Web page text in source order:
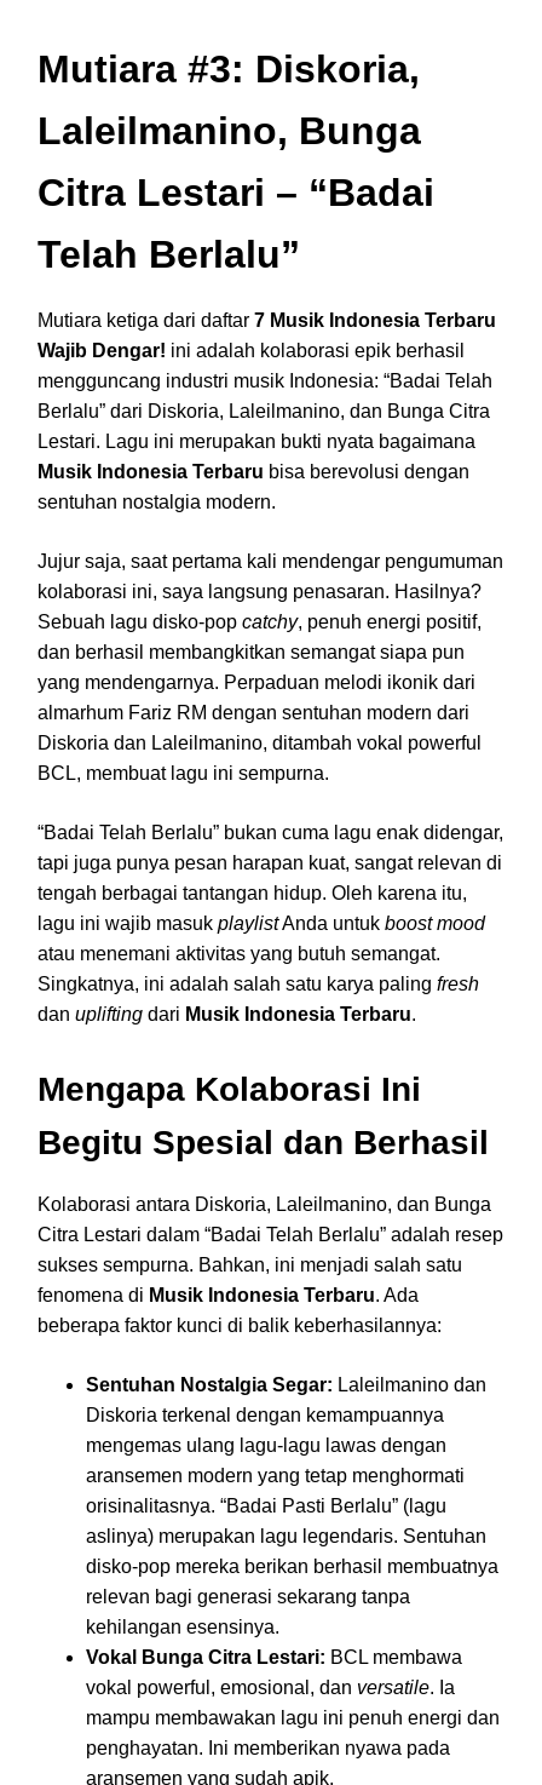
Mutiara #3: Diskoria,
Laleilmanino, Bunga
Citra Lestari – “Badai
Telah Berlalu”
Mutiara ketiga dari daftar 7 Musik Indonesia Terbaru
Wajib Dengar! ini adalah kolaborasi epik berhasil
mengguncang industri musik Indonesia: “Badai Telah
Berlalu” dari Diskoria, Laleilmanino, dan Bunga Citra
Lestari. Lagu ini merupakan bukti nyata bagaimana
Musik Indonesia Terbaru bisa berevolusi dengan
sentuhan nostalgia modern.
Jujur saja, saat pertama kali mendengar pengumuman
kolaborasi ini, saya langsung penasaran. Hasilnya?
Sebuah lagu disko-pop catchy, penuh energi positif,
dan berhasil membangkitkan semangat siapa pun
yang mendengarnya. Perpaduan melodi ikonik dari
almarhum Fariz RM dengan sentuhan modern dari
Diskoria dan Laleilmanino, ditambah vokal powerful
BCL, membuat lagu ini sempurna.
“Badai Telah Berlalu” bukan cuma lagu enak didengar,
tapi juga punya pesan harapan kuat, sangat relevan di
tengah berbagai tantangan hidup. Oleh karena itu,
lagu ini wajib masuk playlistAnda untuk boost mood
atau menemani aktivitas yang butuh semangat.
Singkatnya, ini adalah salah satu karya paling fresh
dan uplifting dari Musik Indonesia Terbaru.
Mengapa Kolaborasi Ini
Begitu Spesial dan Berhasil
Kolaborasi antara Diskoria, Laleilmanino, dan Bunga
Citra Lestari dalam “Badai Telah Berlalu” adalah resep
sukses sempurna. Bahkan, ini menjadi salah satu
fenomena di Musik Indonesia Terbaru. Ada
beberapa faktor kunci di balik keberhasilannya:
Sentuhan Nostalgia Segar: Laleilmanino dan
Diskoria terkenal dengan kemampuannya
mengemas ulang lagu-lagu lawas dengan
aransemen modern yang tetap menghormati
orisinalitasnya. “Badai Pasti Berlalu” (lagu
aslinya) merupakan lagu legendaris. Sentuhan
disko-pop mereka berikan berhasil membuatnya
relevan bagi generasi sekarang tanpa
kehilangan esensinya.
Vokal Bunga Citra Lestari: BCL membawa
vokal powerful, emosional, dan versatile. Ia
mampu membawakan lagu ini penuh energi dan
penghayatan. Ini memberikan nyawa pada
aransemen yang sudah apik.